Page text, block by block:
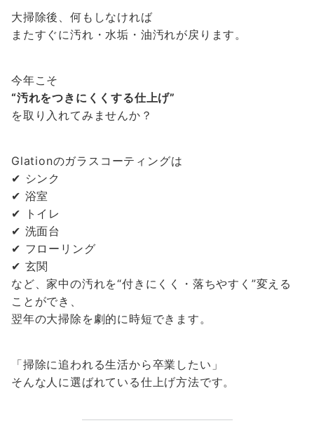
大掃除後、何もしなければ
またすぐに汚れ・水垢・油汚れが戻ります。
今年こそ
“汚れをつきにくくする仕上げ”
を取り入れてみませんか？
Glationのガラスコーティングは
✔ シンク
✔ 浴室
✔ トイレ
✔ 洗面台
✔ フローリング
✔ 玄関
など、家中の汚れを“付きにくく・落ちやすく”変える
ことができ、
翌年の大掃除を劇的に時短できます。
「掃除に追われる生活から卒業したい」
そんな人に選ばれている仕上げ方法です。